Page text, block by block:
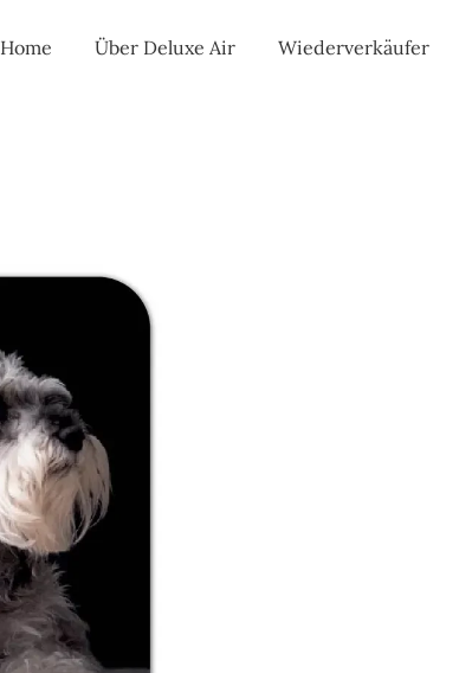
Home Über Deluxe Air Wiederverkäufer